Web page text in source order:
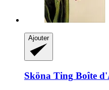
Ajouter
Sköna Ting Boîte